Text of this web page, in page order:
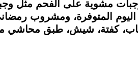
المتوفرة، ومشروب
كفتة، شيش، طبق محاشي